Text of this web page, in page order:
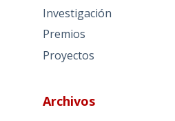
Investigación
Premios
Proyectos
Archivos